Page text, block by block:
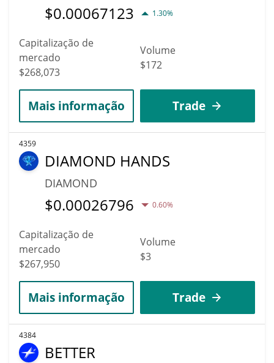
$0.00067123 1.30%
Capitalização de
mercado
$268,073
Volume
$172
Mais informação Trade
4359
DIAMOND HANDS
DIAMOND
$0.00026796 0.60%
Capitalização de
mercado
$267,950
Volume
$3
Mais informação Trade
4384
BETTER